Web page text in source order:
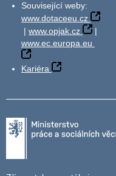
Související weby:
www.dotaceeu.cz
| www.opjak.cz
|
www.ec.europa.eu
Kariéra